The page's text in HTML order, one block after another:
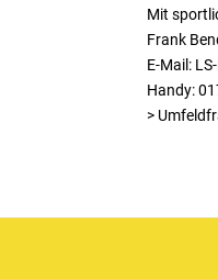
Mit
Frank
E-Mail:
Handy:
>